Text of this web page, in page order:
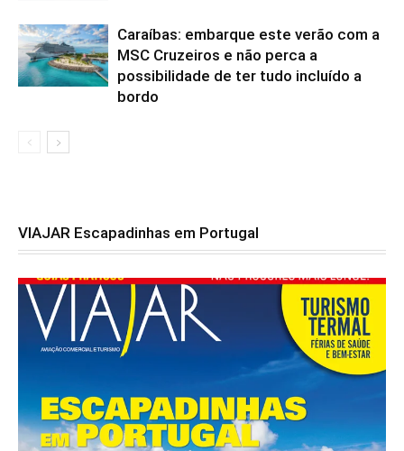
Caraíbas: embarque este verão com a
MSC Cruzeiros e não perca a
possibilidade de ter tudo incluído a
bordo
VIAJAR Escapadinhas em Portugal